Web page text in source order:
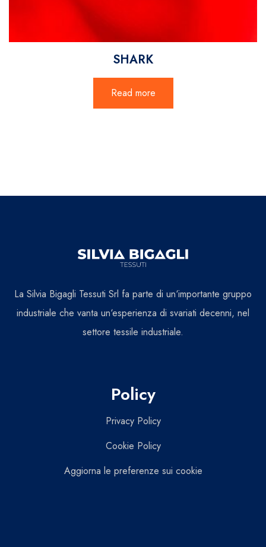
SHARK
Read more
La Silvia Bigagli Tessuti Srl fa parte di un‘importante gruppo
industriale che vanta un‘esperienza di svariati decenni, nel
settore tessile industriale.
Policy
Privacy Policy
Cookie Policy
Aggiorna le preferenze sui cookie